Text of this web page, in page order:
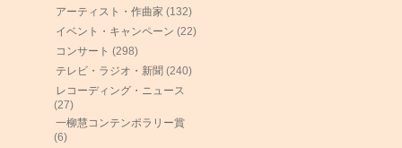
アーティスト・作曲家 (132)
イベント・キャンペーン (22)
コンサート (298)
テレビ・ラジオ・新聞 (240)
レコーディング・ニュース
(27)
一柳慧コンテンポラリー賞
(6)